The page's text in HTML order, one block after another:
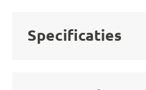
Specificaties